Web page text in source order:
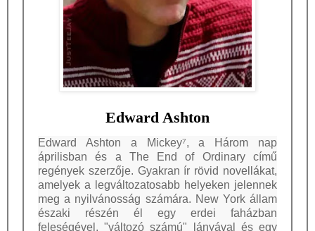
Edward Ashton
Edward Ashton a Mickey⁷, a Három nap
áprilisban és a The End of Ordinary című
regények szerzője. Gyakran ír rövid novellákat,
amelyek a legváltozatosabb helyeken jelennek
meg a nyilvánosság számára. New York állam
északi részén él egy erdei faházban
feleségével, "változó számú" lányával és egy